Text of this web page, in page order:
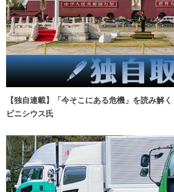
【独自連載】「今そこにある危機」を読み解
ビニシウス氏